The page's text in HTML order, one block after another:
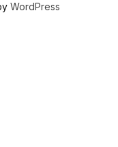
WordPress